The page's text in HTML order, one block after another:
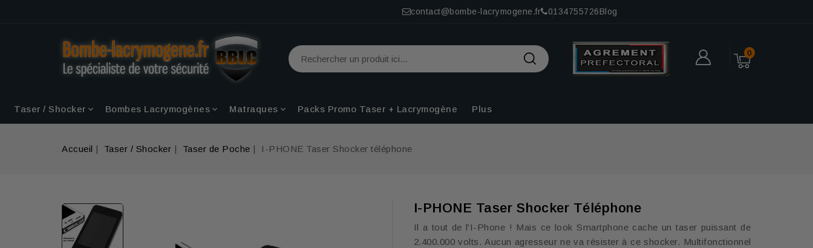
contact@bombe-lacrymogene.fr 0134755726Blog
0
Taser / Shocker  Bombes Lacrymogènes  Matraques  Packs Promo Taser + Lacrymogène Plus
Accueil Taser / Shocker Taser de Poche I-PHONE Taser Shocker téléphone
I-PHONE Taser Shocker Téléphone
Il a tout de l'I-Phone ! Mais ce look Smartphone cache un taser puissant de
2.400.000 volts. Aucun agresseur ne va résister à ceshocker. Multifonctionnel